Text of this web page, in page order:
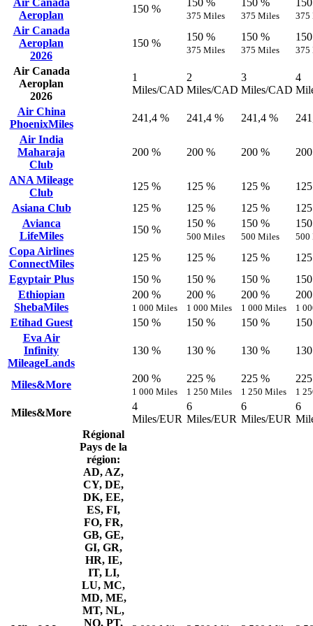
Air Canada
Aeroplan
150 %
150 %
375 Miles
150 %
375 Miles 375
Air Canada
Aeroplan
2026
150 %
150 %
375 Miles
150 %
375 Miles 375
Air Canada
Aeroplan
2026
1
Miles/CAD
2
Miles/CAD
3
Miles/CAD
4
Air China
PhoenixMiles
241,4 % 241,4 % 241,4 %
Air India
Maharaja
Club
200 % 200 % 200 %
ANA Mileage
Club
125 % 125 % 125 %
Asiana Club
125 % 125 % 125 %
Avianca
LifeMiles
150 %
150 %
500 Miles
150 %
500 Miles 500
Copa Airlines
ConnectMiles
125 % 125 % 125 %
Egyptair Plus
150 % 150 % 150 %
Ethiopian
ShebaMiles
200 %
1 000 Miles
200 %
1 000 Miles
200 %
1 000 Miles 1
Etihad Guest 150 % 150 % 150 %
Eva Air
Infinity
MileageLands
130 % 130 % 130 %
Miles&More
200 %
1 000 Miles
225 %
1 250 Miles
225 %
1 250 Miles 1
Miles&More
4
Miles/EUR
6
Miles/EUR
6
Miles/EUR
6
Régional
Pays de la
région:
AD, AZ,
CY, DE,
DK, EE,
ES, FI,
FO, FR,
GB, GE,
GI, GR,
HR, IE,
IT, LI,
LU, MC,
MD, ME,
MT, NL,
NO, PT,